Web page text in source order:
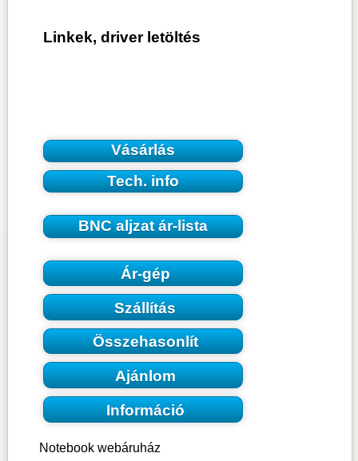
Linkek, driver letöltés
Vásárlás
Tech. info
BNC aljzat ár-lista
Ár-gép
Szállítás
Összehasonlít
Ajánlom
Információ
Notebook webáruház